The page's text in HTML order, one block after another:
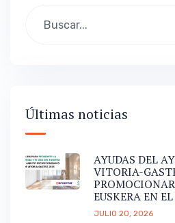
Últimas noticias
AYUDAS DEL
VITORIA-
EUSKERA EN
JULIO 20, 2026